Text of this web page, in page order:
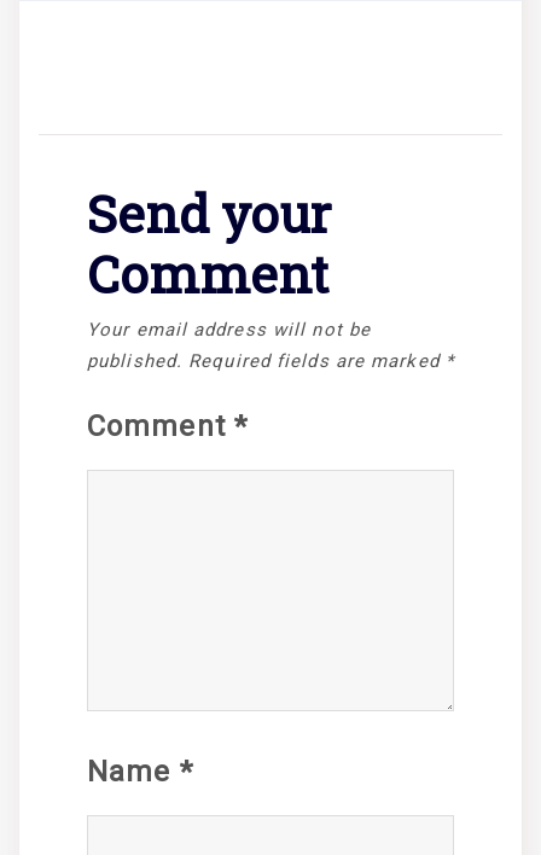
Send your
Comment
Your email address will not be
published. Required fields are marked *
Comment *
Name *